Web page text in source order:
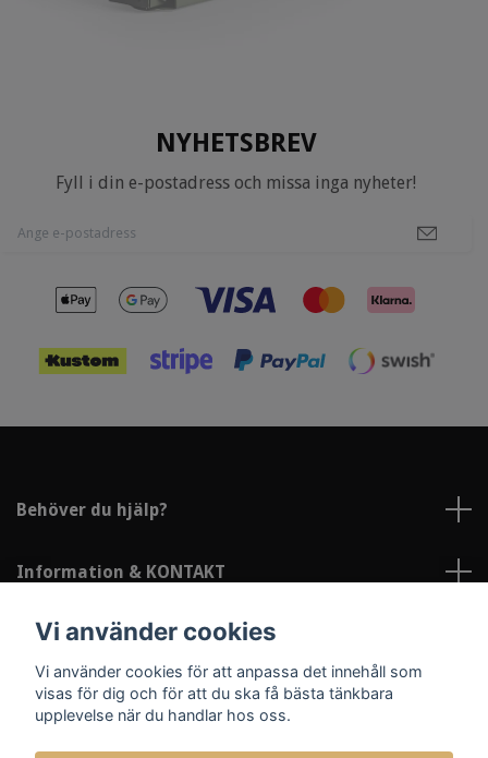
NYHETSBREV
Fyll i din e-postadress och missa inga nyheter!
Behöver du hjälp?
Information & KONTAKT
Sociala medier
Vi använder cookies
Vi använder cookies för att anpassa det innehåll som
visas för dig och för att du ska få bästa tänkbara
upplevelse när du handlar hos oss.